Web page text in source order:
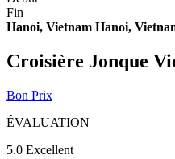
Fin
Hanoi, Vietnam Hanoi,
Croisière Jonque
Bon Prix
ÉVALUATION
5.0 Excellent